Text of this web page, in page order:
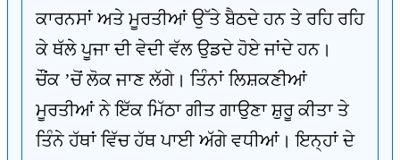
ਕਾਰਨਸਾਂ ਅਤੇ ਮੂਰਤੀਆਂ ਉੱਤੇ ਬੈਠਦੇ ਹਨ ਤੇ ਰਹਿ ਰਹਿ
ਕੇ ਥੱਲੇ ਪੂਜਾ ਦੀ ਵੇਦੀ ਵੱਲ ਉਡਦੇ ਹੋਏ ਜਾਂਦੇ ਹਨ।
ਚੌਂਕ ’ਚੋਂ ਲੋਕ ਜਾਣ ਲੱਗੇ। ਤਿੰਨਾਂ ਲਿਸ਼ਕਣੀਆਂ
ਮੂਰਤੀਆਂ ਨੇ ਇੱਕ ਮਿੱਠਾ ਗੀਤ ਗਾਉਣਾ ਸ਼ੁਰੂ ਕੀਤਾ ਤੇ
ਤਿੰਨੇ ਹੱਥਾਂ ਵਿੱਚ ਹੱਥ ਪਾਈ ਅੱਗੇ ਵਧੀਆਂ। ਇਨ੍ਹਾਂ ਦੇ